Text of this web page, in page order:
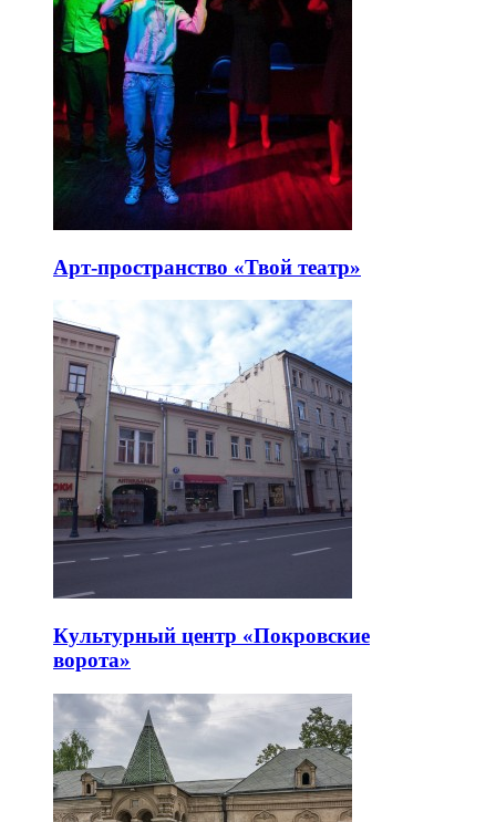
Арт-пространство «Твой театр»
Культурный центр «Покровские
ворота»